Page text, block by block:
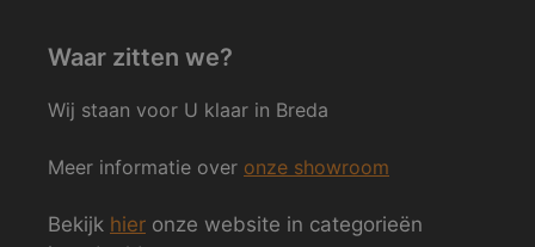
Waar zitten we?
Wij staan voor U klaar in Breda
Meer informatie over onze showroom
Bekijk hier onze website in categorieën